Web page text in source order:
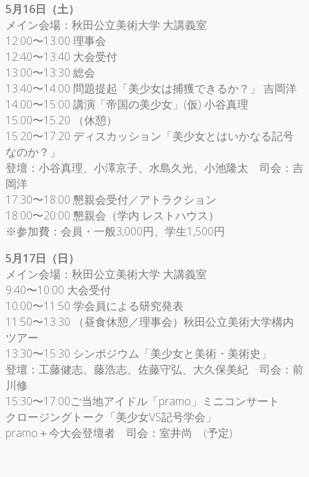
5月16日（土）
メイン会場：秋田公立美術大学 大講義室
12:00〜13:00 理事会
12:40〜13:40 大会受付
13:00〜13:30 総会
13:40〜14:00 問題提起「美少女は捕獲できるか？」 吉岡洋
14:00〜15:00 講演「帝国の美少女」(仮) 小谷真理
15:00〜15:20 （休憩）
15:20〜17:20 ディスカッション「美少女とはいかなる記号
なのか？」
登壇：小谷真理、小澤京子、水島久光、小池隆太 司会：吉
岡洋
17:30〜18:00 懇親会受付／アトラクション
18:00〜20:00 懇親会（学内 レストハウス）
※参加費：会員・一般3,000円、学生1,500円
5月17日（日）
メイン会場：秋田公立美術大学 大講義室
9:40〜10:00 大会受付
10:00〜11:50 学会員による研究発表
11:50〜13:30 （昼食休憩／理事会）秋田公立美術大学構内
ツアー
13:30〜15:30 シンポジウム「美少女と美術・美術史」
登壇：工藤健志、藤浩志、佐藤守弘、大久保美紀 司会：前
川修
15:30〜17:00ご当地アイドル「pramo」ミニコンサート
クロージングトーク「美少女VS記号学会」
pramo＋今大会登壇者 司会：室井尚 (予定)